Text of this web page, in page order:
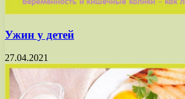
Ужин у детей
27.04.2021